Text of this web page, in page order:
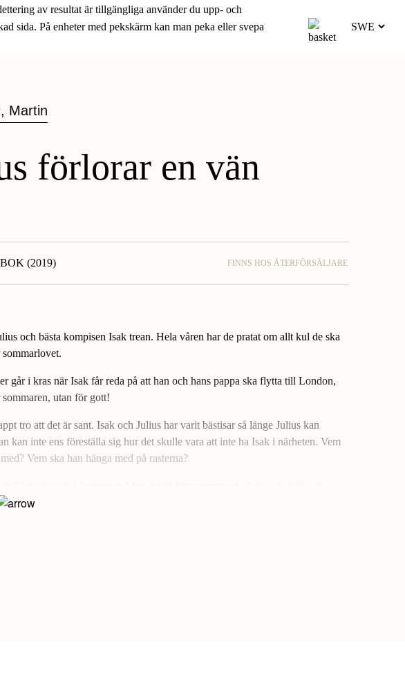
av resultat är tillgängliga använder du upp- och
sida. På enheter med pekskärm kan man peka eller svepa
Martin
förlorar en vän
(2019) FINNS HOS ÅTERFÖRSÄLJARE
och bästa kompisen Isak trean. Hela våren har de pratat om allt kul de ska
går i kras när Isak får reda på att han och hans pappa ska flytta till London,
utan för gott!
tro att det är sant. Isak och Julius har varit bästisar så länge Julius kan
kan inte ens föreställa sig hur det skulle vara att inte ha Isak i närheten. Vem
Vem ska han hänga med på rasterna?
växer inte på träd. Det brukar i alla fall Julius pappa säga.